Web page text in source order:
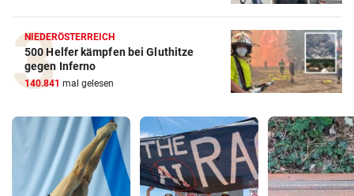
NIEDERÖSTERREICH
500 Helfer kämpfen bei Gluthitze
gegen Inferno
140.841 mal gelesen